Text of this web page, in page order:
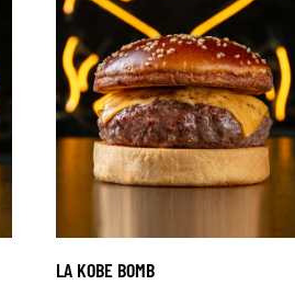
LA KOBE BOMB